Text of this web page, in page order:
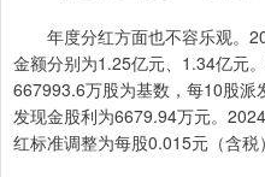
年度分红方面也不容乐观。
金额分别为1.25亿元、1.34亿元
667993.6万股为基数，每10股派
发现金股利为6679.94万元。
红标准调整为每股0.015元（含税